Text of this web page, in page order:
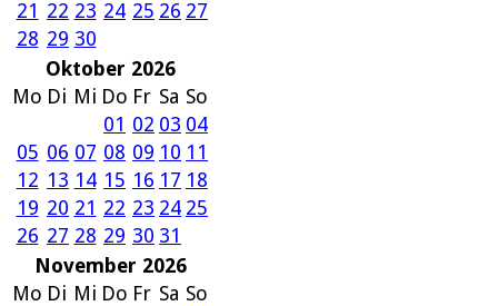
21 22 23 24 25 26 27
28 29 30
Oktober 2026
Mo Di Mi Do Fr Sa So
01 02 03 04
05 06 07 08 09 10 11
12 13 14 15 16 17 18
19 20 21 22 23 24 25
26 27 28 29 30 31
November 2026
Mo Di Mi Do Fr Sa So